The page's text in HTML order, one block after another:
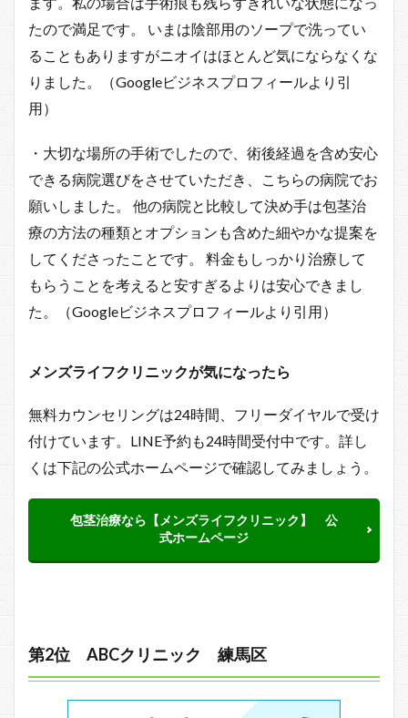
たので満足です。 いまは陰部用のソープで洗ってい
ることもありますがニオイはほとんど気にならなくな
りました。（Googleビジネスプロフィールより引
用）
・大切な場所の手術でしたので、術後経過を含め安心
できる病院選びをさせていただき、こちらの病院でお
願いしました。 他の病院と比較して決め手は包茎治
療の方法の種類とオプションも含めた細やかな提案を
してくださったことです。 料金もしっかり治療して
もらうことを考えると安すぎるよりは安心できまし
た。（Googleビジネスプロフィールより引用）
メンズライフクリニックが気になったら
無料カウンセリングは24時間、フリーダイヤルで受け
付けています。LINE予約も24時間受付中です。詳し
くは下記の公式ホームページで確認してみましょう。
包茎治療なら【メンズライフクリニック】 公
式ホームページ
第2位 ABCクリニック 練馬区